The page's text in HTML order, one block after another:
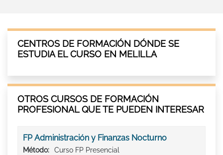
CENTROS DE FORMACIÓN DÓNDE SE
ESTUDIA EL CURSO EN MELILLA
OTROS CURSOS DE FORMACIÓN
PROFESIONAL QUE TE PUEDEN INTERESAR
FP Administración y Finanzas Nocturno
Método:
Curso FP Presencial